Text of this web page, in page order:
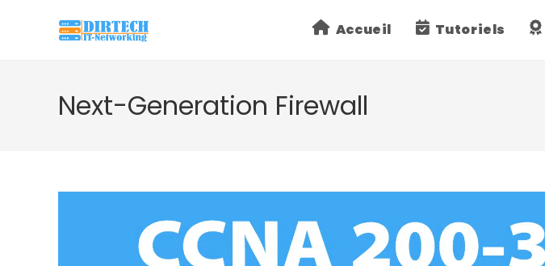
Accueil Tutoriels
Next-Generation Firewall